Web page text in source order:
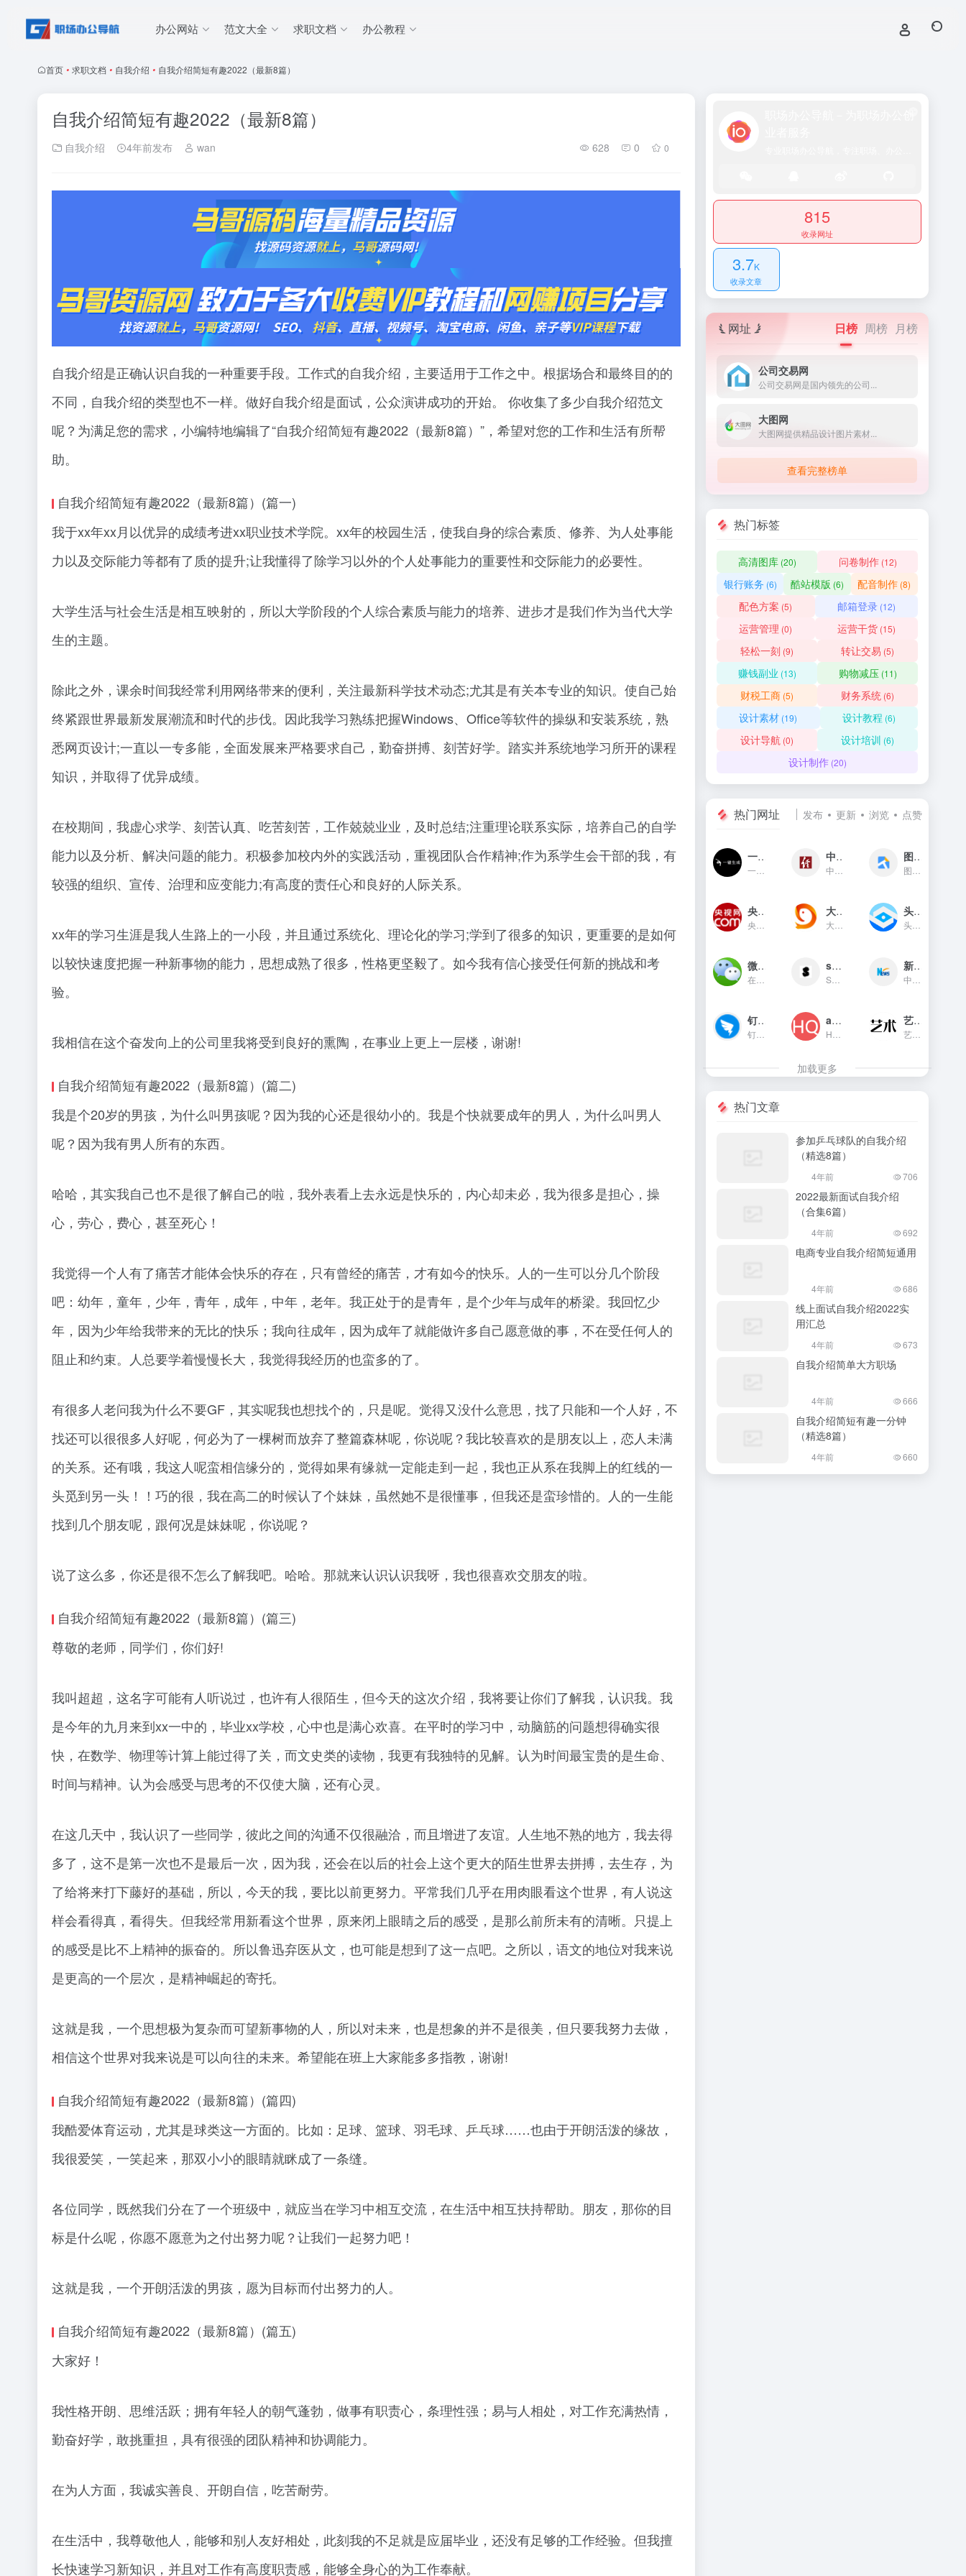
办公网站 范文大全 求职文档 办公教程
首页 • 求职文档 • 自我介绍 • 自我介绍简短有趣2022（最新8篇）
自我介绍简短有趣2022（最新8篇）
自我介绍 4年前发布 wan 628 0 0
自我介绍是正确认识自我的一种重要手段。工作式的自我介绍，主要适用于工作之中。根据场合和最终目的的
不同，自我介绍的类型也不一样。做好自我介绍是面试，公众演讲成功的开始。 你收集了多少自我介绍范文
呢？为满足您的需求，小编特地编辑了“自我介绍简短有趣2022（最新8篇）”，希望对您的工作和生活有所帮
助。
自我介绍简短有趣2022（最新8篇）(篇一)
我于xx年xx月以优异的成绩考进xx职业技术学院。xx年的校园生活，使我自身的综合素质、修养、为人处事能
力以及交际能力等都有了质的提升;让我懂得了除学习以外的个人处事能力的重要性和交际能力的必要性。
大学生活与社会生活是相互映射的，所以大学阶段的个人综合素质与能力的培养、进步才是我们作为当代大学
生的主题。
除此之外，课余时间我经常利用网络带来的便利，关注最新科学技术动态;尤其是有关本专业的知识。使自己始
终紧跟世界最新发展潮流和时代的步伐。因此我学习熟练把握Windows、Office等软件的操纵和安装系统，熟
悉网页设计;一直以一专多能，全面发展来严格要求自己，勤奋拼搏、刻苦好学。踏实并系统地学习所开的课程
知识，并取得了优异成绩。
在校期间，我虚心求学、刻苦认真、吃苦刻苦，工作兢兢业业，及时总结;注重理论联系实际，培养自己的自学
能力以及分析、解决问题的能力。积极参加校内外的实践活动，重视团队合作精神;作为系学生会干部的我，有
较强的组织、宣传、治理和应变能力;有高度的责任心和良好的人际关系。
xx年的学习生涯是我人生路上的一小段，并且通过系统化、理论化的学习;学到了很多的知识，更重要的是如何
以较快速度把握一种新事物的能力，思想成熟了很多，性格更坚毅了。如今我有信心接受任何新的挑战和考
验。
我相信在这个奋发向上的公司里我将受到良好的熏陶，在事业上更上一层楼，谢谢!
自我介绍简短有趣2022（最新8篇）(篇二)
我是个20岁的男孩，为什么叫男孩呢？因为我的心还是很幼小的。我是个快就要成年的男人，为什么叫男人
呢？因为我有男人所有的东西。
哈哈，其实我自己也不是很了解自己的啦，我外表看上去永远是快乐的，内心却未必，我为很多是担心，操
心，劳心，费心，甚至死心！
我觉得一个人有了痛苦才能体会快乐的存在，只有曾经的痛苦，才有如今的快乐。人的一生可以分几个阶段
吧：幼年，童年，少年，青年，成年，中年，老年。我正处于的是青年，是个少年与成年的桥梁。我回忆少
年，因为少年给我带来的无比的快乐；我向往成年，因为成年了就能做许多自己愿意做的事，不在受任何人的
阻止和约束。人总要学着慢慢长大，我觉得我经历的也蛮多的了。
有很多人老问我为什么不要GF，其实呢我也想找个的，只是呢。觉得又没什么意思，找了只能和一个人好，不
找还可以很很多人好呢，何必为了一棵树而放弃了整篇森林呢，你说呢？我比较喜欢的是朋友以上，恋人未满
的关系。还有哦，我这人呢蛮相信缘分的，觉得如果有缘就一定能走到一起，我也正从系在我脚上的红线的一
头觅到另一头！！巧的很，我在高二的时候认了个妹妹，虽然她不是很懂事，但我还是蛮珍惜的。人的一生能
找到几个朋友呢，跟何况是妹妹呢，你说呢？
说了这么多，你还是很不怎么了解我吧。哈哈。那就来认识认识我呀，我也很喜欢交朋友的啦。
自我介绍简短有趣2022（最新8篇）(篇三)
尊敬的老师，同学们，你们好!
我叫超超，这名字可能有人听说过，也许有人很陌生，但今天的这次介绍，我将要让你们了解我，认识我。我
是今年的九月来到xx一中的，毕业xx学校，心中也是满心欢喜。在平时的学习中，动脑筋的问题想得确实很
快，在数学、物理等计算上能过得了关，而文史类的读物，我更有我独特的见解。认为时间最宝贵的是生命、
时间与精神。认为会感受与思考的不仅使大脑，还有心灵。
在这几天中，我认识了一些同学，彼此之间的沟通不仅很融洽，而且增进了友谊。人生地不熟的地方，我去得
多了，这不是第一次也不是最后一次，因为我，还会在以后的社会上这个更大的陌生世界去拼搏，去生存，为
了给将来打下藤好的基础，所以，今天的我，要比以前更努力。平常我们几乎在用肉眼看这个世界，有人说这
样会看得真，看得失。但我经常用新看这个世界，原来闭上眼睛之后的感受，是那么前所未有的清晰。只提上
的感受是比不上精神的振奋的。所以鲁迅弃医从文，也可能是想到了这一点吧。之所以，语文的地位对我来说
是更高的一个层次，是精神崛起的寄托。
这就是我，一个思想极为复杂而可望新事物的人，所以对未来，也是想象的并不是很美，但只要我努力去做，
相信这个世界对我来说是可以向往的未来。希望能在班上大家能多多指教，谢谢!
自我介绍简短有趣2022（最新8篇）(篇四)
我酷爱体育运动，尤其是球类这一方面的。比如：足球、篮球、羽毛球、乒乓球……也由于开朗活泼的缘故，
我很爱笑，一笑起来，那双小小的眼睛就眯成了一条缝。
各位同学，既然我们分在了一个班级中，就应当在学习中相互交流，在生活中相互扶持帮助。朋友，那你的目
标是什么呢，你愿不愿意为之付出努力呢？让我们一起努力吧！
这就是我，一个开朗活泼的男孩，愿为目标而付出努力的人。
自我介绍简短有趣2022（最新8篇）(篇五)
大家好！
我性格开朗、思维活跃；拥有年轻人的朝气蓬勃，做事有职责心，条理性强；易与人相处，对工作充满热情，
勤奋好学，敢挑重担，具有很强的团队精神和协调能力。
在为人方面，我诚实善良、开朗自信，吃苦耐劳。
在生活中，我尊敬他人，能够和别人友好相处，此刻我的不足就是应届毕业，还没有足够的工作经验。但我擅
长快速学习新知识，并且对工作有高度职责感，能够全身心的为工作奉献。
815
收录网址
3.7K
收录文章
网址 日榜 周榜 月榜
公司交易网
公司交易网是国内领先的公司...
大图网
大图网提供精品设计图片素材...
查看完整榜单
热门标签
高清图库(20) 问卷制作(12)
银行账务 (6) 酷站模版 (6) 配音制作 (8)
配色方案 (5) 邮箱登录(12)
运营管理 (0) 运营干货(15)
轻松一刻 (9) 转让交易 (5)
赚钱副业 (13) 购物减压(11)
财税工商 (5) 财务系统 (6)
设计素材 (19) 设计教程 (6)
设计导航 (0) 设计培训 (6)
设计制作(20)
热门网址 发布 更新 浏览 点赞
一键生成 中国经济网 图贴士
央视网新闻频道(cctv.com) 大鱼号官网 头条指数
微信对话生成器 soogif动图
SOOGIF提供搞笑、表情、美女...
新华网
钉钉官网 app图标生成 艺术字体在线生成器
加载更多
热门文章
参加乒乓球队的自我介绍
（精选8篇）
4年前 706
2022最新面试自我介绍
（合集6篇）
4年前 692
电商专业自我介绍简短通用
4年前 686
线上面试自我介绍2022实
用汇总
4年前 673
自我介绍简单大方职场
4年前 666
自我介绍简短有趣一分钟
（精选8篇）
4年前 660